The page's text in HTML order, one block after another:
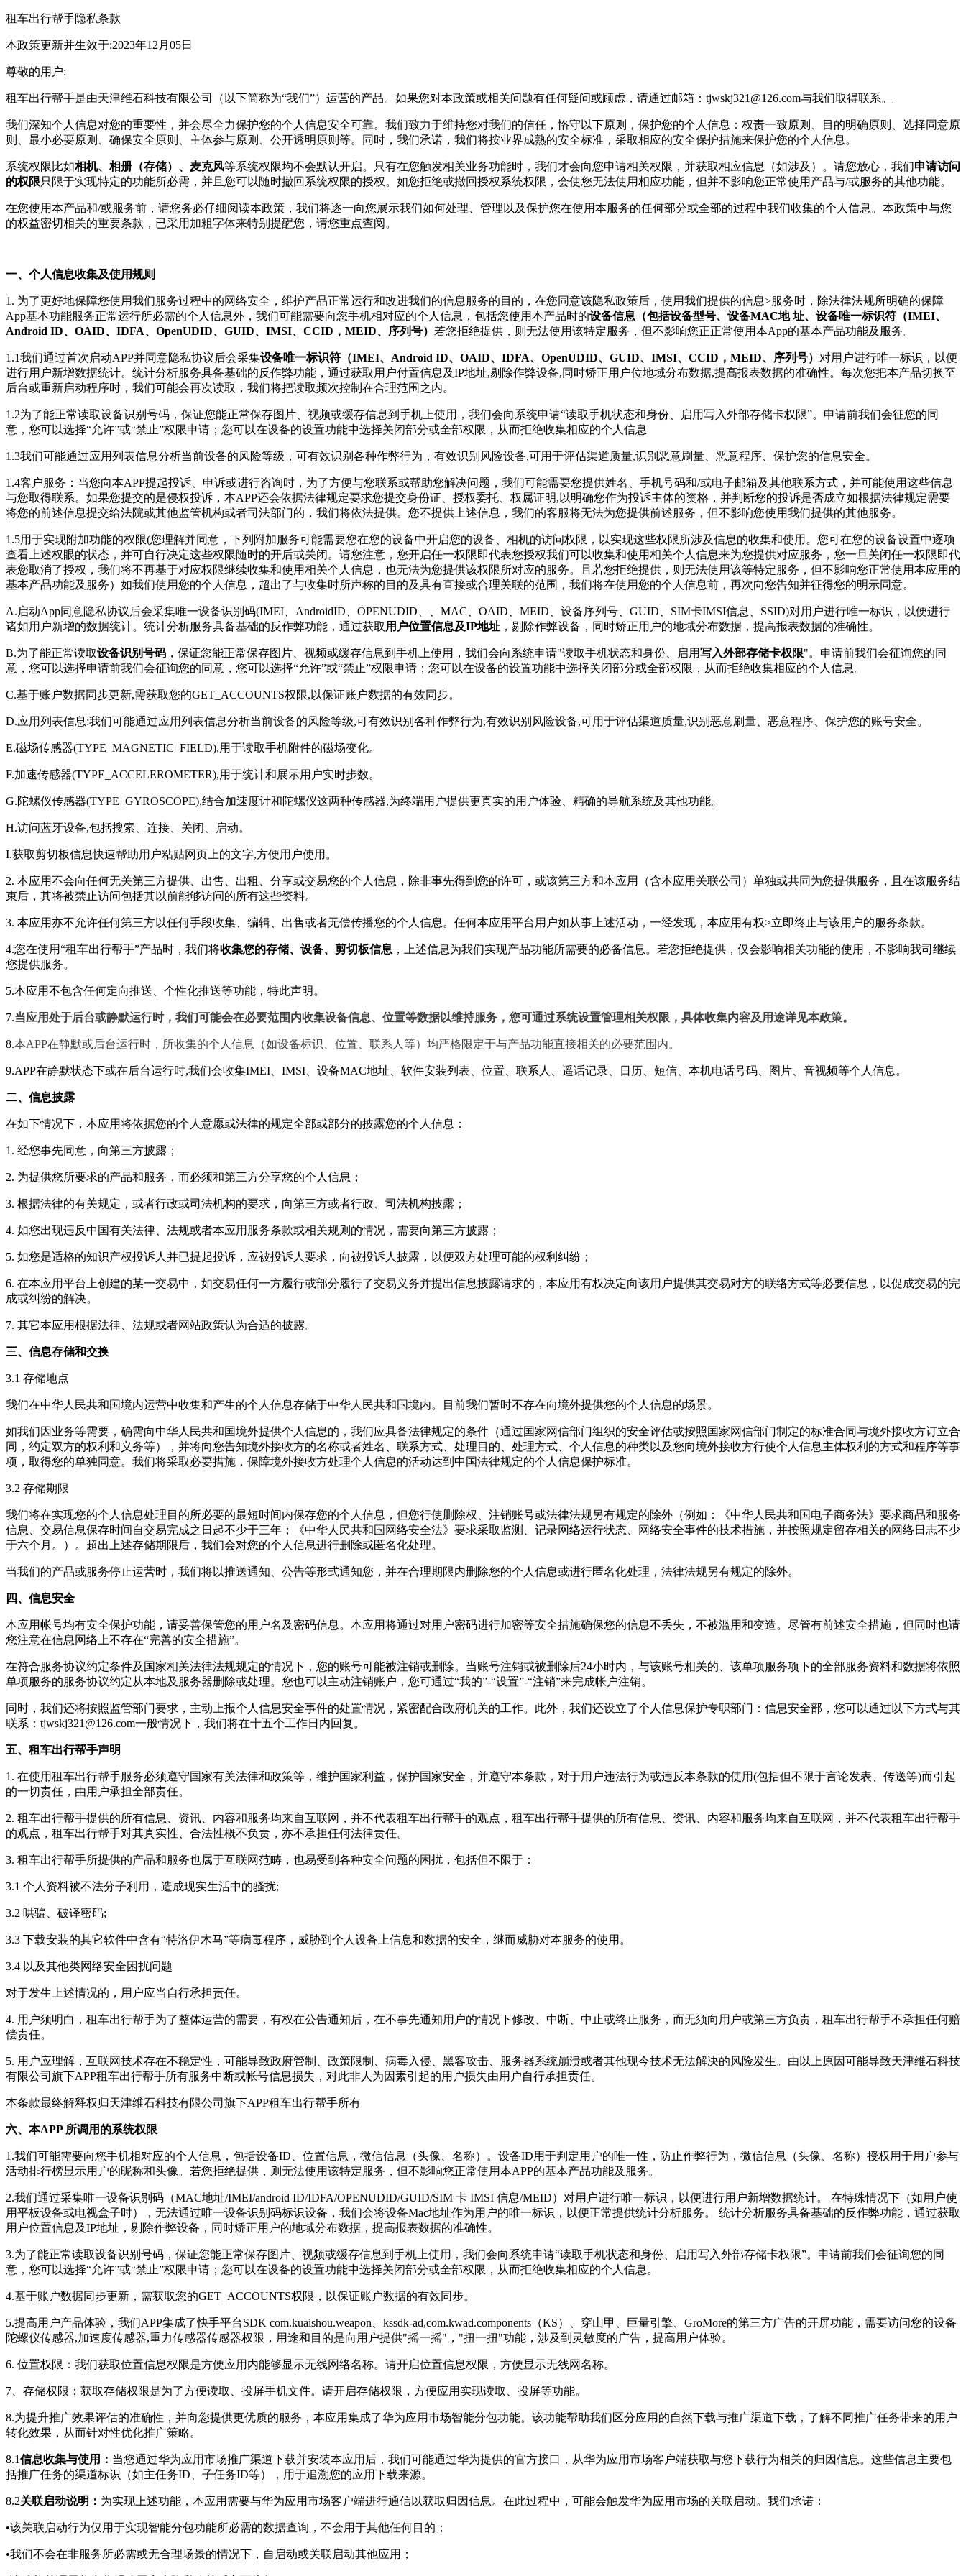
租车出行帮手隐私条款
本政策更新并生效于:2023年12月05日
尊敬的用户:
租车出行帮手是由天津维石科技有限公司 （以下简称为“我们”）运营的产品。如果您对本政策或相关问题有任何疑问或顾虑，请通过邮箱： tjwskj321@126.com与我们取得联系。
我们深知个人信息对您的重要性，并会尽全力保护您的个人信息安全可靠。我们致力于维持您对我们的信任，恪守以下原则，保护您的个人信息：权责一致原则、目的明确原则、选择同意原
则、最小必要原则、确保安全原则、主体参与原则、公开透明原则等。同时，我们承诺，我们将按业界成熟的安全标准，采取相应的安全保护措施来保护您的个人信息。
系统权限比如相机、相册（存储）、麦克风等系统权限均不会默认开启。只有在您触发相关业务功能时，我们才会向您申请相关权限，并获取相应信息（如涉及）。请您放心，我们申请访问
的权限只限于实现特定的功能所必需，并且您可以随时撤回系统权限的授权。如您拒绝或撤回授权系统权限，会使您无法使用相应功能，但并不影响您正常使用产品与/或服务的其他功能。
在您使用本产品和/或服务前，请您务必仔细阅读本政策，我们将逐一向您展示我们如何处理、管理以及保护您在使用本服务的任何部分或全部的过程中我们收集的个人信息。本政策中与您
的权益密切相关的重要条款，已采用加粗字体来特别提醒您，请您重点查阅。
一、个人信息收集及使用规则
1. 为了更好地保障您使用我们服务过程中的网络安全，维护产品正常运行和改进我们的信息服务的目的，在您同意该隐私政策后，使用我们提供的信息>服务时，除法律法规所明确的保障
App基本功能服务正常运行所必需的个人信息外，我们可能需要向您手机相对应的个人信息，包括您使用本产品时的设备信息（包括设备型号、设备MAC地 址、设备唯一标识符（IMEI、
Android ID、OAID、IDFA、OpenUDID、GUID、IMSI、CCID，MEID、序列号） 若您拒绝提供，则无法使用该特定服务，但不影响您正正常使用本App的基本产品功能及服务。
1.1我们通过首次启动APP并同意隐私协议后会采集设备唯一标识符（IMEI、Android ID、OAID、IDFA、OpenUDID、GUID、IMSI、CCID，MEID、序列号） 对用户进行唯一标识，以便
进行用户新增数据统计。统计分析服务具备基础的反作弊功能，通过获取用户付置信息及IP地址,剔除作弊设备,同时矫正用户位地域分布数据,提高报表数据的准确性。每次您把本产品切换至
后台或重新启动程序时，我们可能会再次读取，我们将把读取频次控制在合理范围之内。
1.2为了能正常读取设备识别号码，保证您能正常保存图片、视频或缓存信息到手机上使用，我们会向系统申请“读取手机状态和身份、启用写入外部存储卡权限”。申请前我们会征您的同
意，您可以选择“允许”或“禁止”权限申请；您可以在设备的设置功能中选择关闭部分或全部权限，从而拒绝收集相应的个人信息
1.3我们可能通过应用列表信息分析当前设备的风险等级，可有效识别各种作弊行为，有效识别风险设备,可用于评估渠道质量,识别恶意刷量、恶意程序、保护您的信息安全。
1.4客户服务：当您向本APP提起投诉、申诉或进行咨询时，为了方便与您联系或帮助您解决问题，我们可能需要您提供姓名、手机号码和/或电子邮箱及其他联系方式，并可能使用这些信息
与您取得联系。如果您提交的是侵权投诉，本APP还会依据法律规定要求您提交身份证、授权委托、权属证明,以明确您作为投诉主体的资格，并判断您的投诉是否成立如根据法律规定需要
将您的前述信息提交给法院或其他监管机构或者司法部门的，我们将依法提供。您不提供上述信息，我们的客服将无法为您提供前述服务，但不影响您使用我们提供的其他服务。
1.5用于实现附加功能的权限(您理解并同意，下列附加服务可能需要您在您的设备中开启您的设备、相机的访问权限，以实现这些权限所涉及信息的收集和使用。您可在您的设备设置中逐项
查看上述权眼的状态，并可自行决定这些权限随时的开后或关闭。请您注意，您开启任一权限即代表您授权我们可以收集和使用相关个人信息来为您提供对应服务，您一旦关闭任一权限即代
表您取消了授权，我们将不再基于对应权限继续收集和使用相关个人信息，也无法为您提供该权限所对应的服务。且若您拒绝提供，则无法使用该等特定服务，但不影响您正常使用本应用的
基本产品功能及服务）如我们使用您的个人信息，超出了与收集时所声称的目的及具有直接或合理关联的范围，我们将在使用您的个人信息前，再次向您告知并征得您的明示同意。
A.启动App同意隐私协议后会采集唯一设备识别码(IMEI、AndroidID、OPENUDID、、MAC、OAID、MEID、设备序列号、GUID、SIM卡IMSI信息、SSID)对用户进行唯一标识，以便进行
诸如用户新增的数据统计。统计分析服务具备基础的反作弊功能，通过获取 用户位置信息及IP地址 ，剔除作弊设备，同时矫正用户的地域分布数据，提高报表数据的准确性。
B.为了能正常读取设备识别号码 ，保证您能正常保存图片、视频或缓存信息到手机上使用，我们会向系统申请"读取手机状态和身份、启用写入外部存储卡权限"。申请前我们会征询您的同
意，您可以选择申请前我们会征询您的同意，您可以选择“允许”或“禁止”权限申请；您可以在设备的设置功能中选择关闭部分或全部权限，从而拒绝收集相应的个人信息。
C.基于账户数据同步更新,需获取您的GET_ACCOUNTS权限,以保证账户数据的有效同步。
D.应用列表信息:我们可能通过应用列表信息分析当前设备的风险等级,可有效识别各种作弊行为,有效识别风险设备,可用于评估渠道质量,识别恶意刷量、恶意程序、保护您的账号安全。
E.磁场传感器(TYPE_MAGNETIC_FIELD),用于读取手机附件的磁场变化。
F.加速传感器(TYPE_ACCELEROMETER),用于统计和展示用户实时步数。
G.陀螺仪传感器(TYPE_GYROSCOPE),结合加速度计和陀螺仪这两种传感器,为终端用户提供更真实的用户体验、精确的导航系统及其他功能。
H.访问蓝牙设备,包括搜索、连接、关闭、启动。
I.获取剪切板信息快速帮助用户粘贴网页上的文字,方便用户使用。
2. 本应用不会向任何无关第三方提供、出售、出租、分享或交易您的个人信息，除非事先得到您的许可，或该第三方和本应用（含本应用关联公司）单独或共同为您提供服务，且在该服务结
束后，其将被禁止访问包括其以前能够访问的所有这些资料。
3. 本应用亦不允许任何第三方以任何手段收集、编辑、出售或者无偿传播您的个人信息。任何本应用平台用户如从事上述活动，一经发现，本应用有权>立即终止与该用户的服务条款。
4.您在使用“租车出行帮手”产品时，我们将收集您的存储、设备、剪切板信息 ，上述信息为我们实现产品功能所需要的必备信息。若您拒绝提供，仅会影响相关功能的使用，不影响我司继续
您提供服务。
5.本应用不包含任何定向推送、个性化推送等功能，特此声明。
7.当应用处于后台或静默运行时，我们可能会在必要范围内收集设备信息、位置等数据以维持服务，您可通过系统设置管理相关权限，具体收集内容及用途详见本政策。
8.本APP在静默或后台运行时，所收集的个人信息（如设备标识、位置、联系人等）均严格限定于与产品功能直接相关的必要范围内。
9.APP在静默状态下或在后台运行时,我们会收集IMEI、IMSI、设备MAC地址、软件安装列表、位置、联系人、遥话记录、日历、短信、本机电话号码、图片、音视频等个人信息。
二、信息披露
在如下情况下，本应用将依据您的个人意愿或法律的规定全部或部分的披露您的个人信息：
1. 经您事先同意，向第三方披露；
2. 为提供您所要求的产品和服务，而必须和第三方分享您的个人信息；
3. 根据法律的有关规定，或者行政或司法机构的要求，向第三方或者行政、司法机构披露；
4. 如您出现违反中国有关法律、法规或者本应用服务条款或相关规则的情况，需要向第三方披露；
5. 如您是适格的知识产权投诉人并已提起投诉，应被投诉人要求，向被投诉人披露，以便双方处理可能的权利纠纷；
6. 在本应用平台上创建的某一交易中，如交易任何一方履行或部分履行了交易义务并提出信息披露请求的，本应用有权决定向该用户提供其交易对方的联络方式等必要信息，以促成交易的完
成或纠纷的解决。
7. 其它本应用根据法律、法规或者网站政策认为合适的披露。
三、信息存储和交换
3.1 存储地点
我们在中华人民共和国境内运营中收集和产生的个人信息存储于中华人民共和国境内。目前我们暂时不存在向境外提供您的个人信息的场景。
如我们因业务等需要，确需向中华人民共和国境外提供个人信息的，我们应具备法律规定的条件（通过国家网信部门组织的安全评估或按照国家网信部门制定的标准合同与境外接收方订立合
同，约定双方的权利和义务等），并将向您告知境外接收方的名称或者姓名、联系方式、处理目的、处理方式、个人信息的种类以及您向境外接收方行使个人信息主体权利的方式和程序等事
项，取得您的单独同意。我们将采取必要措施，保障境外接收方处理个人信息的活动达到中国法律规定的个人信息保护标准。
3.2 存储期限
我们将在实现您的个人信息处理目的所必要的最短时间内保存您的个人信息，但您行使删除权、注销账号或法律法规另有规定的除外（例如：《中华人民共和国电子商务法》要求商品和服务
信息、交易信息保存时间自交易完成之日起不少于三年；《中华人民共和国网络安全法》要求采取监测、记录网络运行状态、网络安全事件的技术措施，并按照规定留存相关的网络日志不少
于六个月。）。超出上述存储期限后，我们会对您的个人信息进行删除或匿名化处理。
当我们的产品或服务停止运营时，我们将以推送通知、公告等形式通知您，并在合理期限内删除您的个人信息或进行匿名化处理，法律法规另有规定的除外。
四、信息安全
本应用帐号均有安全保护功能，请妥善保管您的用户名及密码信息。本应用将通过对用户密码进行加密等安全措施确保您的信息不丢失，不被滥用和变造。尽管有前述安全措施，但同时也请
您注意在信息网络上不存在“完善的安全措施”。
在符合服务协议约定条件及国家相关法律法规规定的情况下，您的账号可能被注销或删除。当账号注销或被删除后24小时内，与该账号相关的、该单项服务项下的全部服务资料和数据将依照
单项服务的服务协议约定从本地及服务器删除或处理。您也可以主动注销账户，您可通过“我的”-“设置”-“注销”来完成帐户注销。
同时，我们还将按照监管部门要求，主动上报个人信息安全事件的处置情况，紧密配合政府机关的工作。此外，我们还设立了个人信息保护专职部门：信息安全部，您可以通过以下方式与其
联系： tjwskj321@126.com一般情况下，我们将在十五个工作日内回复。
五、租车出行帮手声明
1. 在使用租车出行帮手服务必须遵守国家有关法律和政策等，维护国家利益，保护国家安全，并遵守本条款，对于用户违法行为或违反本条款的使用(包括但不限于言论发表、传送等)而引起
的一切责任，由用户承担全部责任。
2. 租车出行帮手提供的所有信息、资讯、内容和服务均来自互联网，并不代表租车出行帮手的观点， 租车出行帮手提供的所有信息、资讯、内容和服务均来自互联网，并不代表租车出行帮手
的观点， 租车出行帮手对其真实性、合法性概不负责，亦不承担任何法律责任。
3. 租车出行帮手所提供的产品和服务也属于互联网范畴，也易受到各种安全问题的困扰，包括但不限于：
3.1 个人资料被不法分子利用，造成现实生活中的骚扰;
3.2 哄骗、破译密码;
3.3 下载安装的其它软件中含有“特洛伊木马”等病毒程序，威胁到个人设备上信息和数据的安全，继而威胁对本服务的使用。
3.4 以及其他类网络安全困扰问题
对于发生上述情况的，用户应当自行承担责任。
4. 用户须明白， 租车出行帮手为了整体运营的需要，有权在公告通知后，在不事先通知用户的情况下修改、中断、中止或终止服务，而无须向用户或第三方负责， 租车出行帮手不承担任何赔
偿责任。
5. 用户应理解，互联网技术存在不稳定性，可能导致政府管制、政策限制、病毒入侵、黑客攻击、服务器系统崩溃或者其他现今技术无法解决的风险发生。由以上原因可能导致天津维石科技
有限公司 旗下APP租车出行帮手所有服务中断或帐号信息损失，对此非人为因素引起的用户损失由用户自行承担责任。
本条款最终解释权归天津维石科技有限公司 旗下APP租车出行帮手所有
六、本APP 所调用的系统权限
1.我们可能需要向您手机相对应的个人信息，包括设备ID、位置信息，微信信息（头像、名称）。设备ID用于判定用户的唯一性，防止作弊行为，微信信息（头像、名称）授权用于用户参与
活动排行榜显示用户的昵称和头像。若您拒绝提供，则无法使用该特定服务，但不影响您正常使用本APP的基本产品功能及服务。
2.我们通过采集唯一设备识别码（MAC地址/IMEI/android ID/IDFA/OPENUDID/GUID/SIM 卡 IMSI 信息/MEID）对用户进行唯一标识，以便进行用户新增数据统计。 在特殊情况下（如用户使
用平板设备或电视盒子时），无法通过唯一设备识别码标识设备，我们会将设备Mac地址作为用户的唯一标识，以便正常提供统计分析服务。 统计分析服务具备基础的反作弊功能，通过获取
用户位置信息及IP地址，剔除作弊设备，同时矫正用户的地域分布数据，提高报表数据的准确性。
3.为了能正常读取设备识别号码，保证您能正常保存图片、视频或缓存信息到手机上使用，我们会向系统申请“读取手机状态和身份、启用写入外部存储卡权限”。申请前我们会征询您的同
意，您可以选择“允许”或“禁止”权限申请；您可以在设备的设置功能中选择关闭部分或全部权限，从而拒绝收集相应的个人信息。
4.基于账户数据同步更新，需获取您的GET_ACCOUNTS权限，以保证账户数据的有效同步。
5.提高用户产品体验，我们APP集成了快手平台SDK com.kuaishou.weapon、kssdk-ad,com.kwad.components（KS）、穿山甲、巨量引擎、GroMore的第三方广告的开屏功能， 需要访问您的设备
陀螺仪传感器,加速度传感器,重力传感器传感器权限，用途和目的是向用户提供"摇一摇"，"扭一扭"功能，涉及到灵敏度的广告，提高用户体验。
6. 位置权限：我们获取位置信息权限是方便应用内能够显示无线网络名称。请开启位置信息权限，方便显示无线网名称。
7、存储权限：获取存储权限是为了方便读取、投屏手机文件。请开启存储权限，方便应用实现读取、投屏等功能。
8.为提升推广效果评估的准确性，并向您提供更优质的服务，本应用集成了华为应用市场智能分包功能。该功能帮助我们区分应用的自然下载与推广渠道下载，了解不同推广任务带来的用户
转化效果，从而针对性优化推广策略。
8.1信息收集与使用： 当您通过华为应用市场推广渠道下载并安装本应用后，我们可能通过华为提供的官方接口，从华为应用市场客户端获取与您下载行为相关的归因信息。这些信息主要包
括推广任务的渠道标识（如主任务ID、子任务ID等），用于追溯您的应用下载来源。
8.2关联启动说明： 为实现上述功能，本应用需要与华为应用市场客户端进行通信以获取归因信息。在此过程中，可能会触发华为应用市场的关联启动。我们承诺：
•该关联启动行为仅用于实现智能分包功能所必需的数据查询，不会用于其他任何目的；
•我们不会在非服务所必需或无合理场景的情况下，自启动或关联启动其他应用；